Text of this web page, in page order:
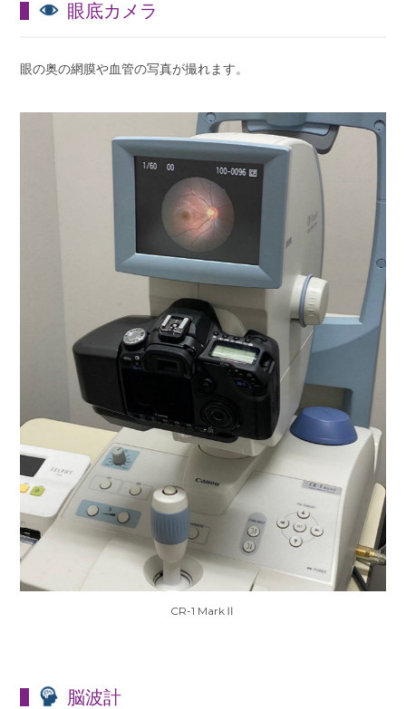
眼底カメラ
眼の奥の網膜や血管の写真が撮れます。
CR-1 MarkⅡ
脳波計